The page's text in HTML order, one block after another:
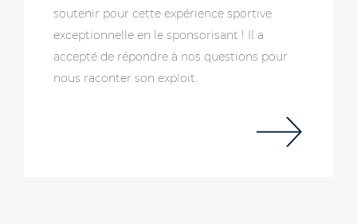
soutenir pour cette expérience sportive
exceptionnelle en le sponsorisant ! Il a
accepté de répondre à nos questions pour
nous raconter son exploit.